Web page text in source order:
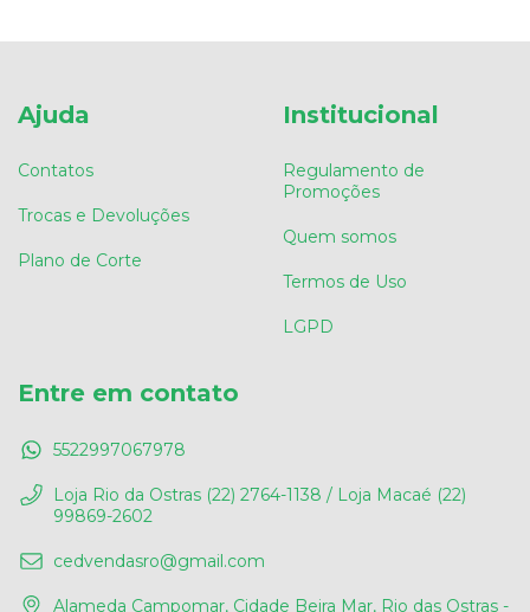
Ajuda
Contatos
Trocas e Devoluções
Plano de Corte
Institucional
Regulamento de
Promoções
Quem somos
Termos de Uso
LGPD
Entre em contato
5522997067978
Loja Rio da Ostras (22) 2764-1138 / Loja Macaé (22)
99869-2602
cedvendasro@gmail.com
Alameda Campomar, Cidade Beira Mar, Rio das Ostras -